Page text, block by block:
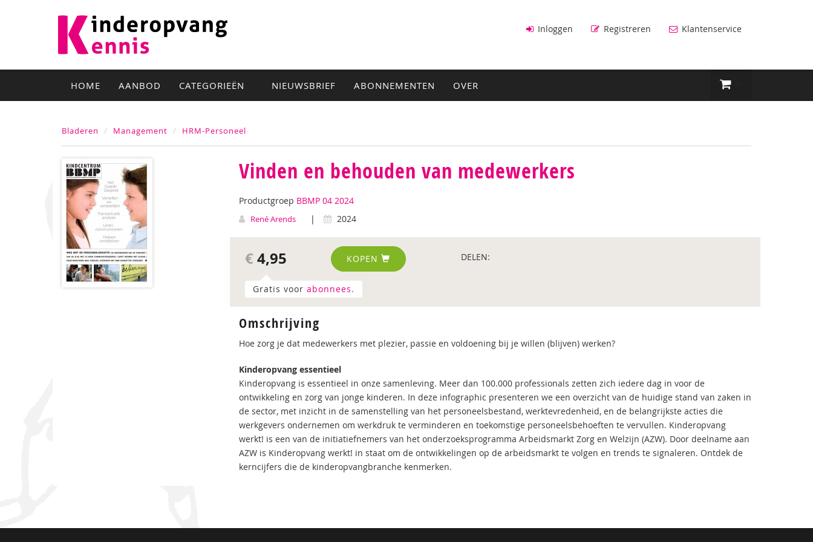
Inloggen Registreren Klantenservice
HOME AANBOD CATEGORIEËN NIEUWSBRIEF ABONNEMENTEN OVER
Bladeren Management HRM-Personeel
Vinden en behouden van medewerkers
Productgroep BBMP 04 2024
René Arends | 2024
€ 4,95 KOPEN DELEN:
Gratis voor abonnees.
Omschrijving
Hoe zorg je dat medewerkers met plezier, passie en voldoening bij je willen (blijven) werken?
Kinderopvang essentieel
Kinderopvang is essentieel in onze samenleving. Meer dan 100.000 professionals zetten zich iedere dag in voor de
ontwikkeling en zorg van jonge kinderen. In deze infographic presenteren we een overzicht van de huidige stand van zaken in
de sector, met inzicht in de samenstelling van het personeelsbestand, werktevredenheid, en de belangrijkste acties die
werkgevers ondernemen om werkdruk te verminderen en toekomstige personeelsbehoeften te vervullen. Kinderopvang
werkt! is een van de initiatiefnemers van het onderzoeksprogramma Arbeidsmarkt Zorg en Welzijn (AZW). Door deelname aan
AZW is Kinderopvang werkt! in staat om de ontwikkelingen op de arbeidsmarkt te volgen en trends te signaleren. Ontdek de
kerncijfers die de kinderopvangbranche kenmerken.